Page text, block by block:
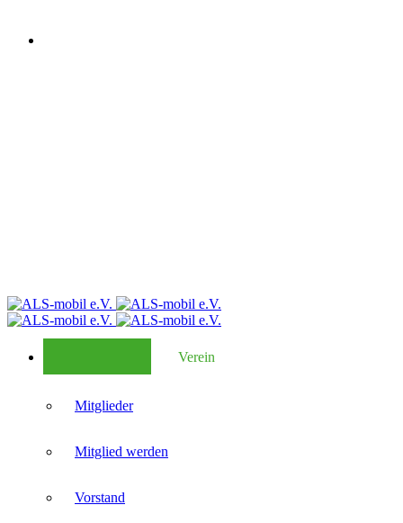
Verein
Mitglieder
Mitglied werden
Vorstand